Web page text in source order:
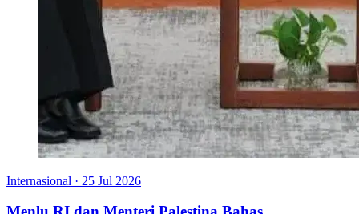
Internasional · 25 Jul 2026